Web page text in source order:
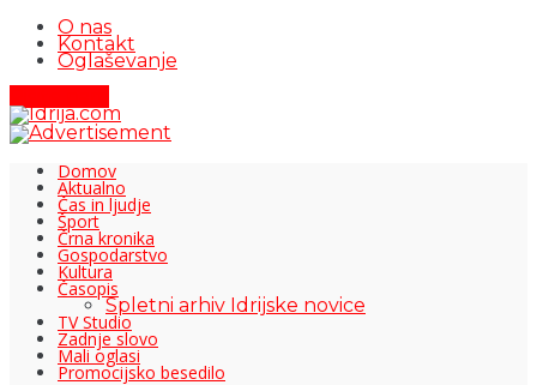
O nas
Kontakt
Oglaševanje
Domov
Aktualno
Čas in ljudje
Šport
Črna kronika
Gospodarstvo
Kultura
Časopis
Spletni arhiv Idrijske novice
TV Studio
Zadnje slovo
Mali oglasi
Promocijsko besedilo